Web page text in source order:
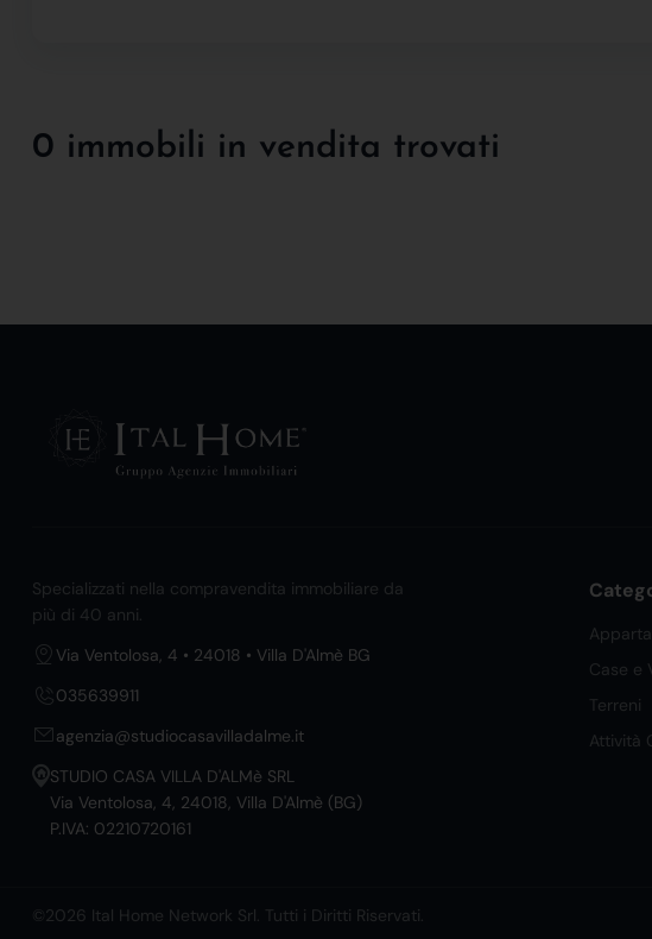
0 immobili in vendita trovati
Specializzati nella compravendita immobiliare da
più di 40 anni.
Via Ventolosa, 4 • 24018 • Villa D'Almè BG
035639911
agenzia@studiocasavilladalme.it
STUDIO CASA VILLA D'ALMè SRL
Via Ventolosa, 4, 24018, Villa D'Almè (BG)
P.IVA: 02210720161
Case e
Terreni
Attività
©2026 Ital Home Network Srl. Tutti i Diritti Riservati.